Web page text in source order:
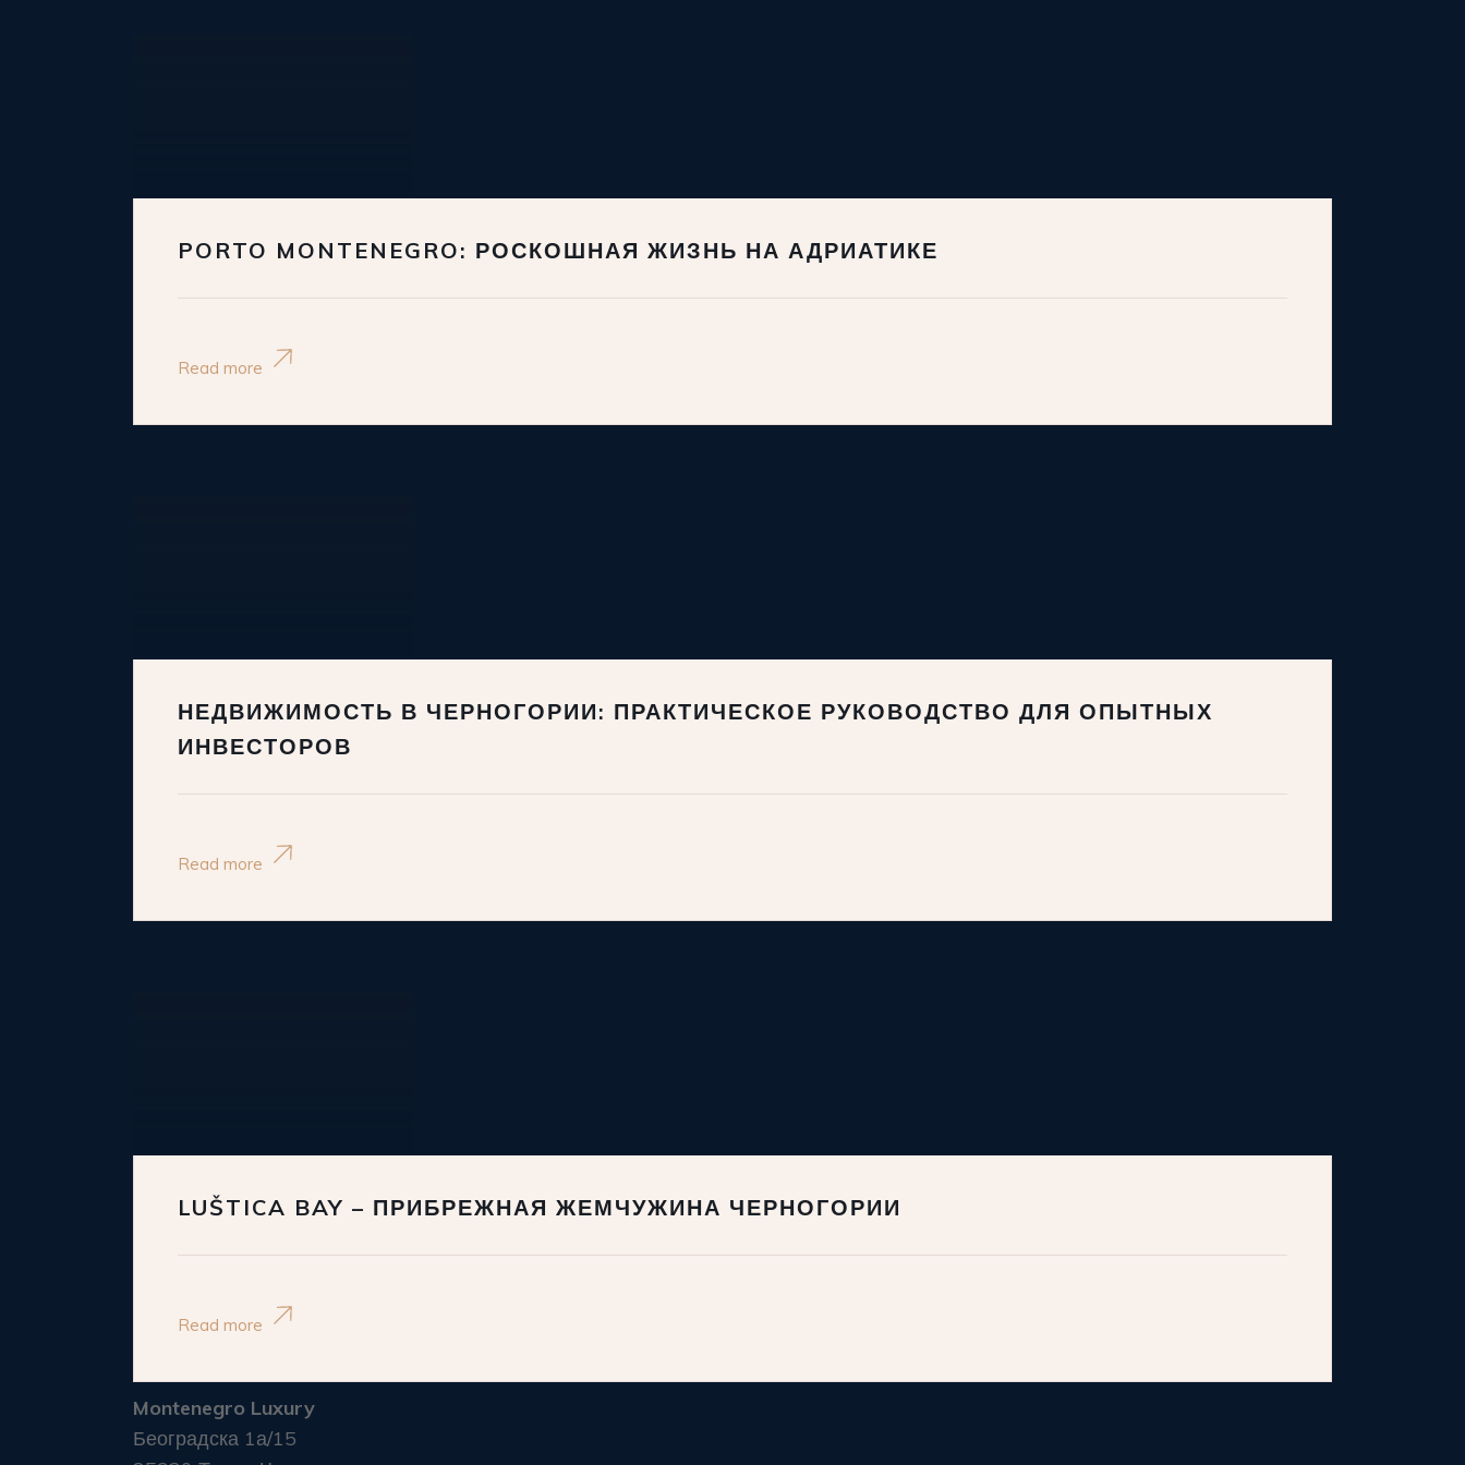
PORTO MONTENEGRO: РОСКОШНАЯ ЖИЗНЬ НА АДРИАТИКЕ
Read more
НЕДВИЖИМОСТЬ В ЧЕРНОГОРИИ: ПРАКТИЧЕСКОЕ РУКОВОДСТВО ДЛЯ ОПЫТНЫХ
ИНВЕСТОРОВ
Read more
LUŠTICA BAY – ПРИБРЕЖНАЯ ЖЕМЧУЖИНА ЧЕРНОГОРИИ
Read more
Montenegro Luxury
Београдска 1а/15